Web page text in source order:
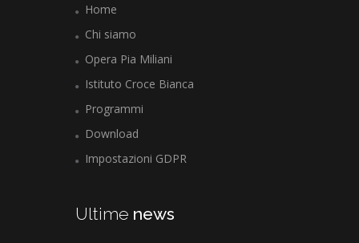
Home
Chi siamo
Opera Pia Miliani
Istituto Croce Bianca
Programmi
Download
Impostazioni GDPR
Ultime news